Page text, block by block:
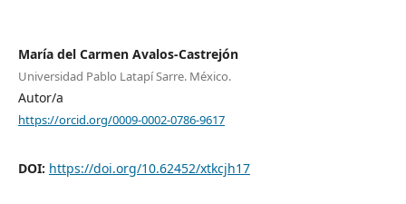
María del Carmen Avalos-Castrejón
Universidad Pablo Latapí Sarre. México.
Autor/a
https://orcid.org/0009-0002-0786-9617
DOI: https://doi.org/10.62452/xtkcjh17